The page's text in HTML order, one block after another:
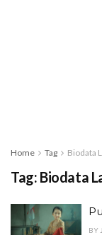
Home Tag Biodata
Tag: Biodata
BY